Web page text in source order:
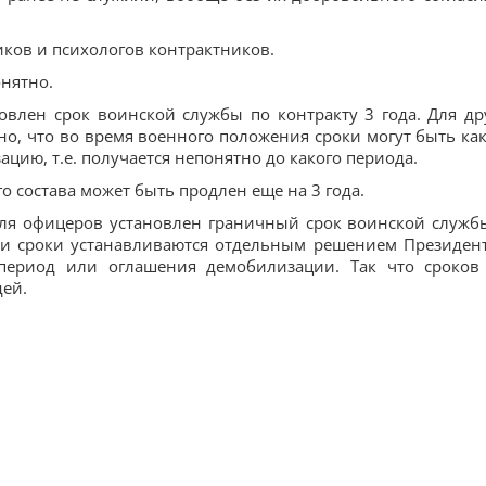
и психологов контрактников.
срок воинской службы по контракту 3 года. Для
что во время военного положения сроки могут быть
т.е. получается непонятно до какого периода.
состава может быть продлен еще на 3 года.
офицеров установлен граничный срок воинской
сроки устанавливаются отдельным решением
или оглашения демобилизации. Так что сроков